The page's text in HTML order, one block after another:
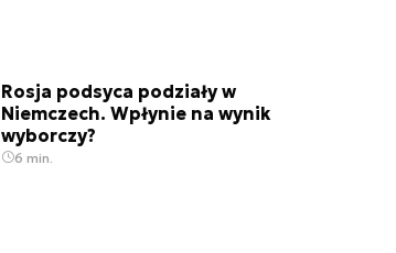
Rosja podsyca podziały w
Niemczech. Wpłynie na wynik
wyborczy?
6 min.